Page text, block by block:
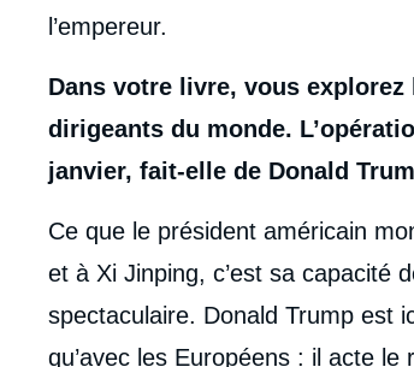
l’empereur.
Dans votre livre, vous
dirigeants du monde.
janvier, fait-elle de Donald
Ce que le président américain
et à Xi Jinping, c’est sa capacité
spectaculaire. Donald Trump est
qu’avec les Européens : il acte